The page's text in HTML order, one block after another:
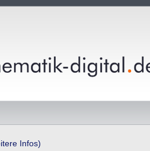
Infos)